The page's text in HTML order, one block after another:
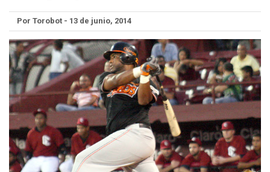
Por Torobot - 13 de junio, 2014